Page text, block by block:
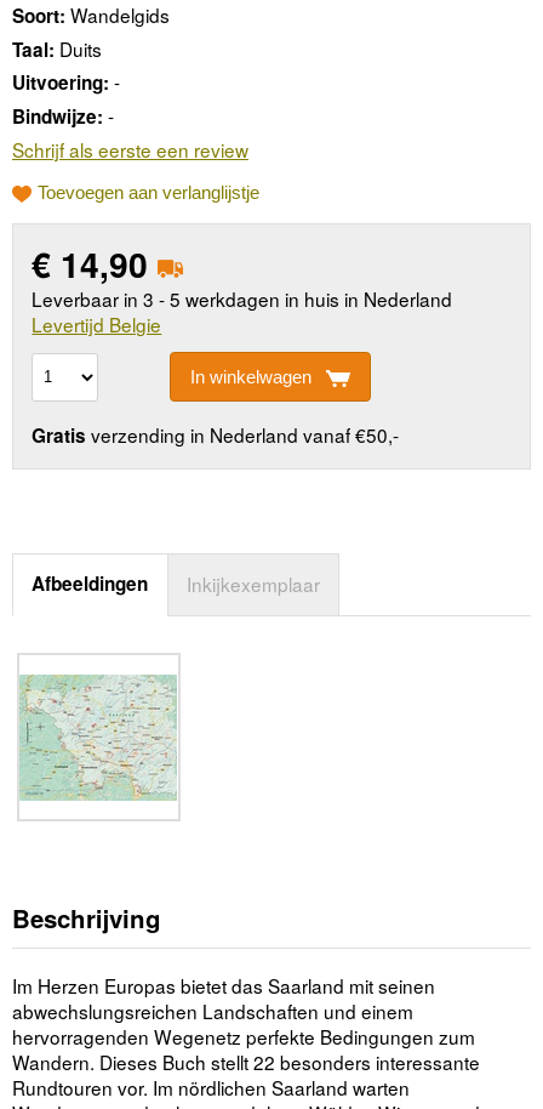
Soort: Wandelgids
Taal: Duits
Uitvoering: -
Bindwijze: -
Schrijf als eerste een review
Toevoegen aan verlanglijstje
€ 14,90
Leverbaar in 3 - 5 werkdagen in huis in Nederland
Levertijd Belgie
In winkelwagen
Gratis verzending in Nederland vanaf €50,-
Afbeeldingen Inkijkexemplaar
Beschrijving
Im Herzen Europas bietet das Saarland mit seinen
abwechslungsreichen Landschaften und einem
hervorragenden Wegenetz perfekte Bedingungen zum
Wandern. Dieses Buch stellt 22 besonders interessante
Rundtouren vor. Im nördlichen Saarland warten